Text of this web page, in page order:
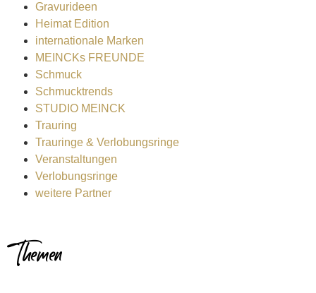
Gravurideen
Heimat Edition
internationale Marken
MEINCKs FREUNDE
Schmuck
Schmucktrends
STUDIO MEINCK
Trauring
Trauringe & Verlobungsringe
Veranstaltungen
Verlobungsringe
weitere Partner
Themen